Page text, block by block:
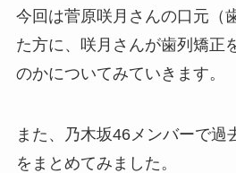
今回は菅原咲月さんの口元（
た方に、咲月さんが歯列矯正
のかについてみていきます。
また、乃木坂46メンバーで過
をまとめてみました。